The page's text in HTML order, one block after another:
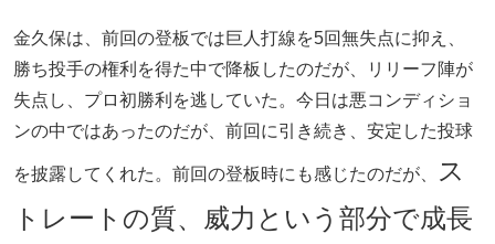
金久保は、前回の登板では巨人打線を5回無失点に抑え、
勝ち投手の権利を得た中で降板したのだが、リリーフ陣が
失点し、プロ初勝利を逃していた。今日は悪コンディショ
ンの中ではあったのだが、前回に引き続き、安定した投球
を披露してくれた。前回の登板時にも感じたのだが、
ス
トレートの質、威力という部分で成長